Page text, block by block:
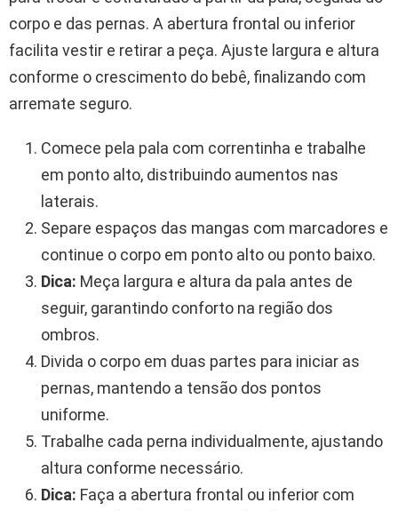
corpo e das pernas. A abertura frontal ou inferior
facilita vestir e retirar a peça. Ajuste largura e altura
conforme o crescimento do bebê, finalizando com
arremate seguro.
Comece pela pala com correntinha e trabalhe
em ponto alto, distribuindo aumentos nas
laterais.
Separe espaços das mangas com marcadores e
continue o corpo em ponto alto ou ponto baixo.
Dica: Meça largura e altura da pala antes de
seguir, garantindo conforto na região dos
ombros.
Divida o corpo em duas partes para iniciar as
pernas, mantendo a tensão dos pontos
uniforme.
Trabalhe cada perna individualmente, ajustando
altura conforme necessário.
Dica: Faça a abertura frontal ou inferior com